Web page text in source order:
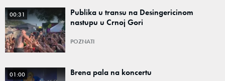
00:31
Publika u transu na Desingericinom
nastupu u Crnoj Gori
POZNATI
01:00 Brena pala na koncertu